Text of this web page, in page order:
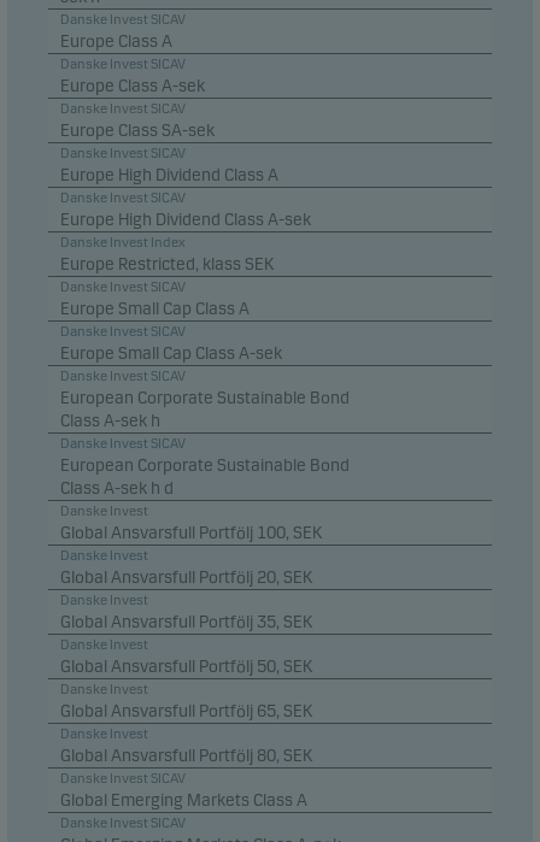
Danske Invest SICAV
Europe Class A
Danske Invest SICAV
Europe Class A-sek
Danske Invest SICAV
Europe Class SA-sek
Danske Invest SICAV
Europe High Dividend Class A
Danske Invest SICAV
Europe High Dividend Class A-sek
Danske Invest Index
Europe Restricted, klass SEK
Danske Invest SICAV
Europe Small Cap Class A
Danske Invest SICAV
Europe Small Cap Class A-sek
Danske Invest SICAV
European Corporate Sustainable Bond
Class A-sek h
Danske Invest SICAV
European Corporate Sustainable Bond
Class A-sek h d
Danske Invest
Global Ansvarsfull Portfölj 100, SEK
Danske Invest
Global Ansvarsfull Portfölj 20, SEK
Danske Invest
Global Ansvarsfull Portfölj 35, SEK
Danske Invest
Global Ansvarsfull Portfölj 50, SEK
Danske Invest
Global Ansvarsfull Portfölj 65, SEK
Danske Invest
Global Ansvarsfull Portfölj 80, SEK
Danske Invest SICAV
Global Emerging Markets Class A
Danske Invest SICAV